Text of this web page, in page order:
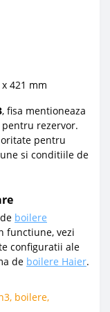
421 mm
, fisa mentioneaza
rezervor.
pentru
si conditiile de
boilere
functiune, vezi
configuratii ale
de boilere Haier.
, boilere,